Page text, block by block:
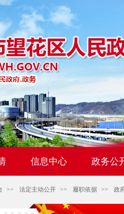
信息中心 政务公
>> 法定主动公开 >> 履职依据 >> 政